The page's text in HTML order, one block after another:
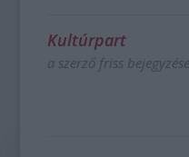
Kultúrpart
a szerző friss